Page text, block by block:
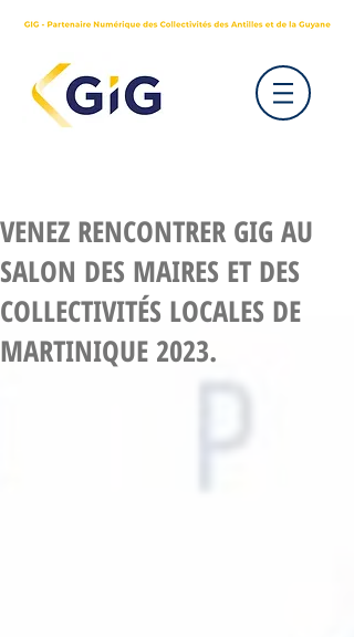
VENEZ RENCONTRER GIG AU
SALON DES MAIRES ET DES
COLLECTIVITÉS LOCALES DE
MARTINIQUE 2023.